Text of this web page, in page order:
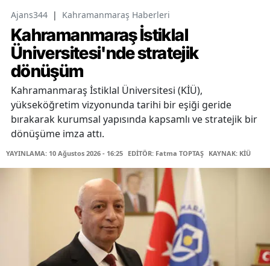
Ajans344 | Kahramanmaraş Haberleri
Kahramanmaraş İstiklal
Üniversitesi'nde stratejik
dönüşüm
Kahramanmaraş İstiklal Üniversitesi (KİÜ),
yükseköğretim vizyonunda tarihi bir eşiği geride
bırakarak kurumsal yapısında kapsamlı ve stratejik bir
dönüşüme imza attı.
YAYINLAMA: 10 Ağustos 2026 - 16:25 EDİTÖR: Fatma TOPTAŞ KAYNAK: KİÜ